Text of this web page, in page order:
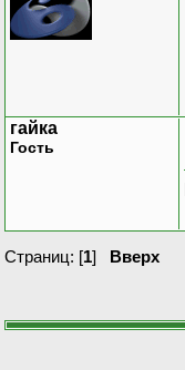
гайка
Гость
Страниц: [1] Вверх